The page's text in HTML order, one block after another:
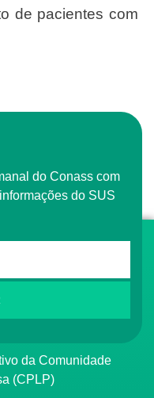
de pacientes com
do SUS
(CPLP)